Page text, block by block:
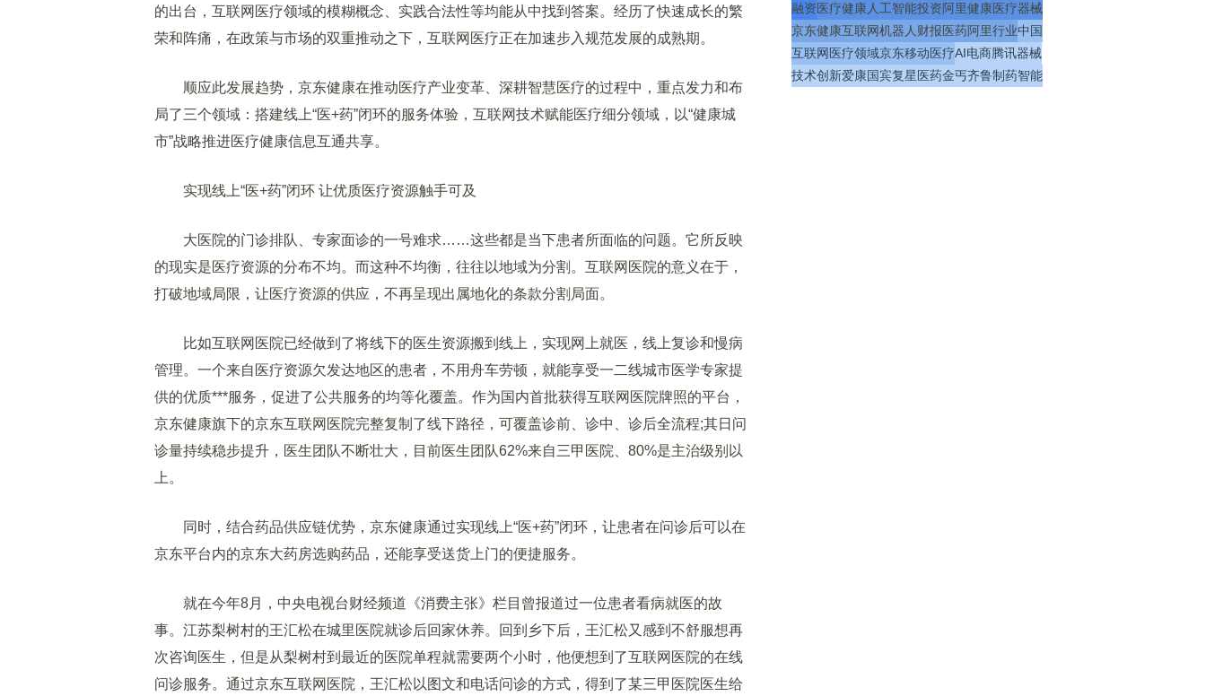
的出台，互联网医疗领域的模糊概念、实践合法性等均能从中找到答案。经历了快速成长的繁
荣和阵痛，在政策与市场的双重推动之下，互联网医疗正在加速步入规范发展的成熟期。
顺应此发展趋势，京东健康在推动医疗产业变革、深耕智慧医疗的过程中，重点发力和布
局了三个领域：搭建线上“医+药”闭环的服务体验，互联网技术赋能医疗细分领域，以“健康城
市”战略推进医疗健康信息互通共享。
实现线上“医+药”闭环 让优质医疗资源触手可及
大医院的门诊排队、专家面诊的一号难求……这些都是当下患者所面临的问题。它所反映
的现实是医疗资源的分布不均。而这种不均衡，往往以地域为分割。互联网医院的意义在于，
打破地域局限，让医疗资源的供应，不再呈现出属地化的条款分割局面。
比如互联网医院已经做到了将线下的医生资源搬到线上，实现网上就医，线上复诊和慢病
管理。一个来自医疗资源欠发达地区的患者，不用舟车劳顿，就能享受一二线城市医学专家提
供的优质***服务，促进了公共服务的均等化覆盖。作为国内首批获得互联网医院牌照的平台，
京东健康旗下的京东互联网医院完整复制了线下路径，可覆盖诊前、诊中、诊后全流程;其日问
诊量持续稳步提升，医生团队不断壮大，目前医生团队62%来自三甲医院、80%是主治级别以
上。
同时，结合药品供应链优势，京东健康通过实现线上“医+药”闭环，让患者在问诊后可以在
京东平台内的京东大药房选购药品，还能享受送货上门的便捷服务。
就在今年8月，中央电视台财经频道《消费主张》栏目曾报道过一位患者看病就医的故
事。江苏梨树村的王汇松在城里医院就诊后回家休养。回到乡下后，王汇松又感到不舒服想再
次咨询医生，但是从梨树村到最近的医院单程就需要两个小时，他便想到了互联网医院的在线
问诊服务。通过京东互联网医院，王汇松以图文和电话问诊的方式，得到了某三甲医院医生给
融资医疗健康人工智能投资阿里健康医疗器械
京东健康互联网机器人 财报医药阿里行业中国
互联网医疗领域京东移动医疗AI电商腾讯器械
技术创新爱康国宾复星医药金丐齐鲁制药智能